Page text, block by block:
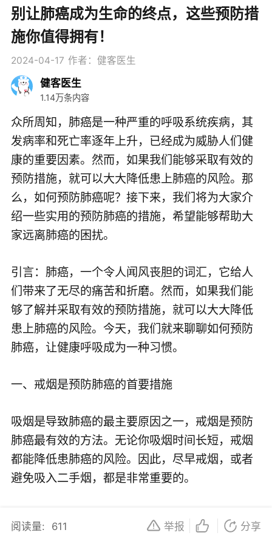
别让肺癌成为生命的终点，这些预防措
施你值得拥有！
2024-04-17 作者：健客医生
健客医生
1.14万条内容
众所周知，肺癌是一种严重的呼吸系统疾病，其
发病率和死亡率逐年上升，已经成为威胁人们健
康的重要因素。然而，如果我们能够采取有效的
预防措施，就可以大大降低患上肺癌的风险。那
么，如何预防肺癌呢？接下来，我们将为大家介
绍一些实用的预防肺癌的措施，希望能够帮助大
家远离肺癌的困扰。
引言：肺癌，一个令人闻风丧胆的词汇，它给人
们带来了无尽的痛苦和折磨。然而，如果我们能
够了解并采取有效的预防措施，就可以大大降低
患上肺癌的风险。今天，我们就来聊聊如何预防
肺癌，让健康呼吸成为一种习惯。
一、戒烟是预防肺癌的首要措施
吸烟是导致肺癌的最主要原因之一，戒烟是预防
肺癌最有效的方法。无论你吸烟时间长短，戒烟
都能降低患肺癌的风险。因此，尽早戒烟，或者
避免吸入二手烟，都是非常重要的。
阅读量: 611 举报 分享